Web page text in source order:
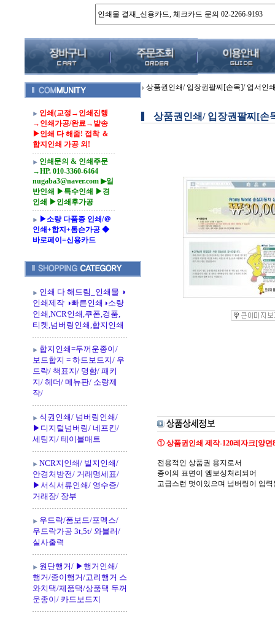
인쇄(교정→인쇄진행
→인쇄가공/완료→발송
▶인쇄 다 해줌! 접착 ＆
합지인쇄 가공 외!
인쇄문의 & 인쇄주문
→HP. 010-3360-6464
nugaba3@naver.com ▶일
반인쇄 ▶특수인쇄 ▶경
인쇄 ▶인쇄후가공
▶소량 다품종 인쇄/＠
인쇄+합지+톰슨가공 ◆
바로페이=신용카드
인쇄 다 해드림_인쇄물 ◑
인쇄제작 ◑빠른인쇄◑소량
인쇄,NCR인쇄,쿠폰,경품,
티켓,넘버링인쇄,합지인쇄
합지인쇄=두꺼운종이/
보드합지 = 하드보드지/ 우
드락/ 책표지/ 명함/ 패키
지/ 헤더/ 메뉴판/ 소량제
작/
식권인쇄/ 넘버링인쇄/
▶디지털넘버링/ 네프킨/
세팅지/ 테이블매트
NCR지인쇄/ 빌지인쇄/
안경처방전/ 거래명세표/
▶서식서류인쇄/ 영수증/
거래장/ 장부
우드락/폼보드/포멕스/
우드락가공 3t,5t/ 와블러/
실사출력
원단행거/ ▶행거인쇄/
행거/종이행거/고리행거 스
와치택/제품택/상품택 두꺼
운종이/ 카드보드지
상품권인쇄/ 입장권팔찌[손목]/ 엽서인
상품권인쇄/ 입장권팔찌[손
① 상품권인쇄 제작-120레자크[양면
전용적인 상품권 용지로서
종이의 표면이 엠보싱처리되어
고급스런 멋이있으며 넘버링이 입력